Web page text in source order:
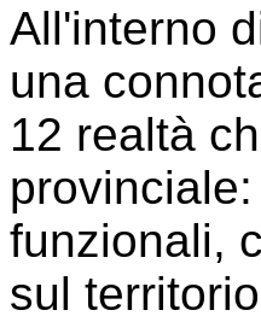
All'interno
una
12 realtà
funzionali,
sul